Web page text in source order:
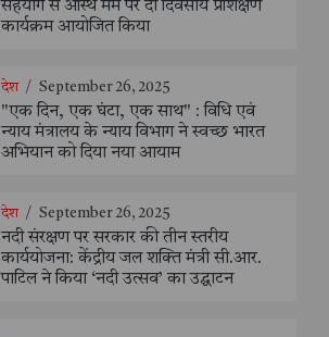
सहयोग से अस्थि मर्म पर दो दिवसीय प्रशिक्षण
कार्यक्रम आयोजित किया
देश / September 26, 2025
"एक दिन, एक घंटा, एक साथ" : विधि एवं
न्याय मंत्रालय के न्याय विभाग ने स्वच्छ भारत
अभियान को दिया नया आयाम
देश / September 26, 2025
नदी संरक्षण पर सरकार की तीन स्तरीय
कार्ययोजना: केंद्रीय जल शक्ति मंत्री सी.आर.
पाटिल ने किया ‘नदी उत्सव’ का उद्घाटन